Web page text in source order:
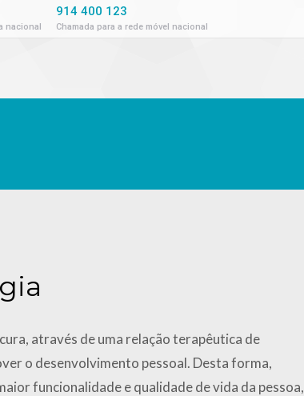
nacional
914 400 123
Chamada para a rede móvel nacional
através de uma relação terapêutica de
o desenvolvimento pessoal. Desta forma,
funcionalidade e qualidade de vida da pessoa,